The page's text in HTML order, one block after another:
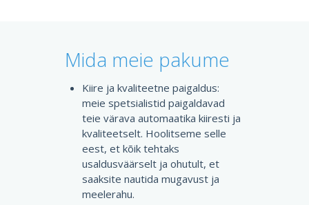
Mida meie pakume
Kiire ja kvaliteetne paigaldus:
meie spetsialistid paigaldavad
teie värava automaatika kiiresti ja
kvaliteetselt. Hoolitseme selle
eest, et kõik tehtaks
usaldusväärselt ja ohutult, et
saaksite nautida mugavust ja
meelerahu.